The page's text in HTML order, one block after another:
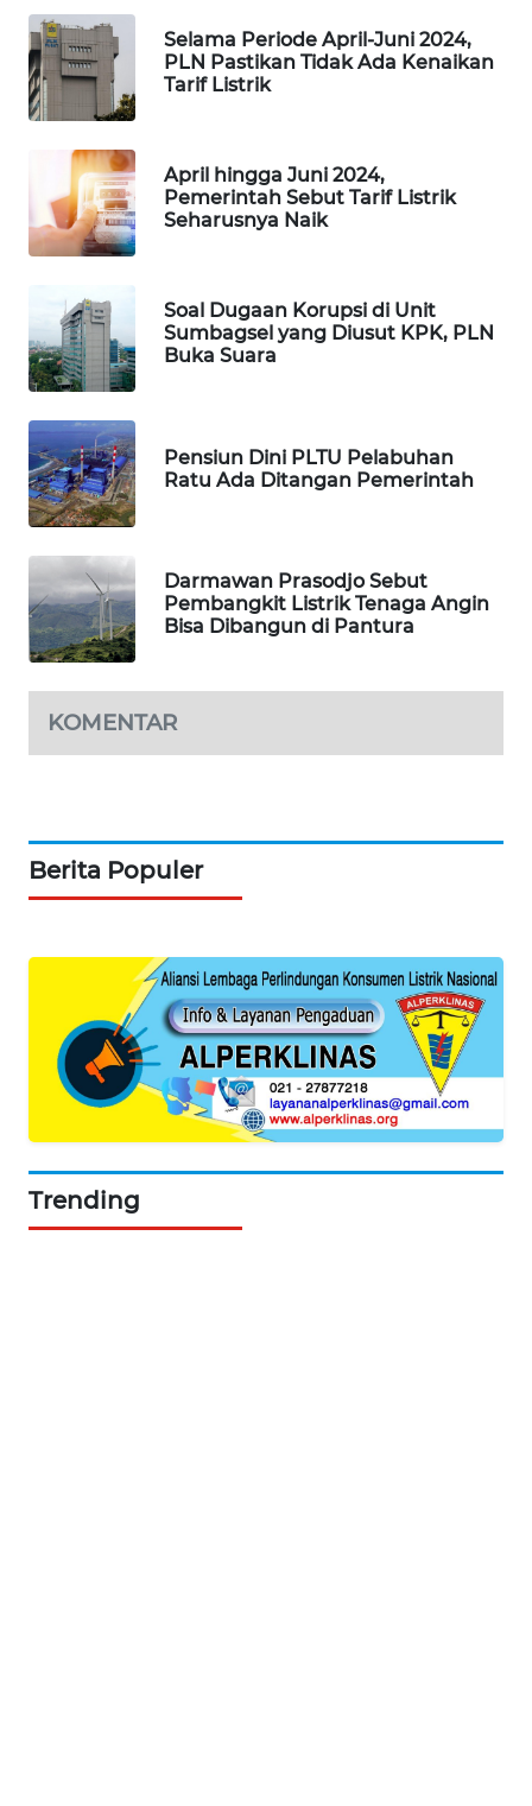
Selama Periode April-Juni 2024,
PLN Pastikan Tidak Ada Kenaikan
Tarif Listrik
April hingga Juni 2024,
Pemerintah Sebut Tarif Listrik
Seharusnya Naik
Soal Dugaan Korupsi di Unit
Sumbagsel yang Diusut KPK, PLN
Buka Suara
Pensiun Dini PLTU Pelabuhan
Ratu Ada Ditangan Pemerintah
Darmawan Prasodjo Sebut
Pembangkit Listrik Tenaga Angin
Bisa Dibangun di Pantura
KOMENTAR
Berita Populer
Trending
NEWS
AKHLAK
PERAPKI
NEWS
SONYA
NEWS